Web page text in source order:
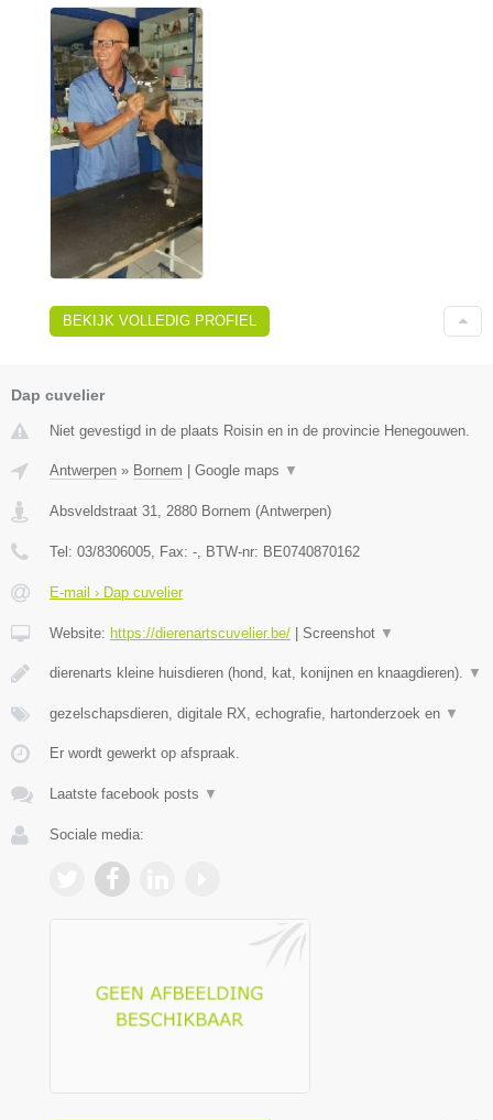
BEKIJK VOLLEDIG PROFIEL
Dap cuvelier
Niet gevestigd in de plaats Roisin en in de provincie Henegouwen.
Antwerpen » Bornem Google maps ▼
Absveldstraat 31, 2880 Bornem (Antwerpen)
Tel: 03/8306005, Fax: -, BTW-nr: BE0740870162
E-mail › Dap cuvelier
Website: https://dierenartscuvelier.be/ Screenshot ▼
dierenarts kleine huisdieren (hond, kat, konijnen en knaagdieren). ▼
gezelschapsdieren, digitale RX, echografie, hartonderzoek en ▼
Er wordt gewerkt op afspraak.
Laatste facebook posts ▼
Sociale media: